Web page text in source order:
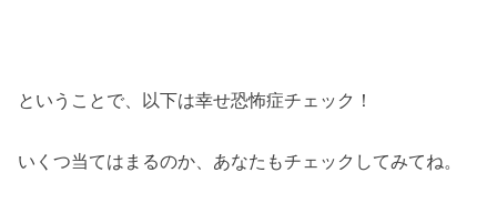
ということで、以下は幸せ恐怖症チェック！
いくつ当てはまるのか、あなたもチェックしてみてね。